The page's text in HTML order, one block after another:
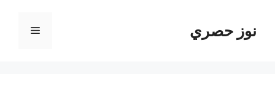
المحتوىنوز حصري القائمة